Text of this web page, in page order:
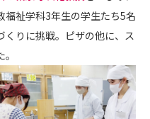
福祉学科3年生の学生たち5名
くりに挑戦。ピザの他に、ス